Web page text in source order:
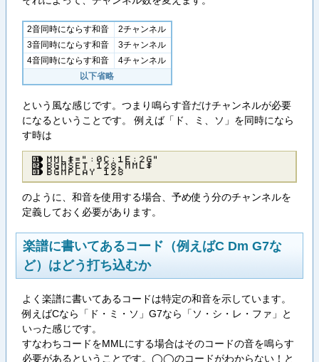
2音同時にならす和音
2チャンネル
3音同時にならす和音
3チャンネル
4音同時にならす和音
4チャンネル
以下省略
という風な感じです。つまり鳴らす音だけチャンネルが必要
になるということです。 例えば「ド、ミ、ソ」を同時になら
す時は
ＭＭＬ＄＝”：０Ｃ：１Ｅ：２Ｇ”
ＢＧＭＳＥＴ １２８，ＭＭＬ＄
ＢＧＭＰＬＡＹ １２８
のように、和音を使用する場合、予め使う分のチャンネルを
定義しておく必要があります。
楽譜に書いてあるコード（例えばC Dm G7な
ど）はどう打ち込むか
よく楽譜に書いてあるコードは特定の和音を示しています。
例えばCなら「ド・ミ・ソ」G7なら「ソ・シ・レ・ファ」と
いった感じです。
すなわちコードをMMLにする場合はそのコードの音を鳴らす
必要があるということです。◯◯のコードがわからない！と